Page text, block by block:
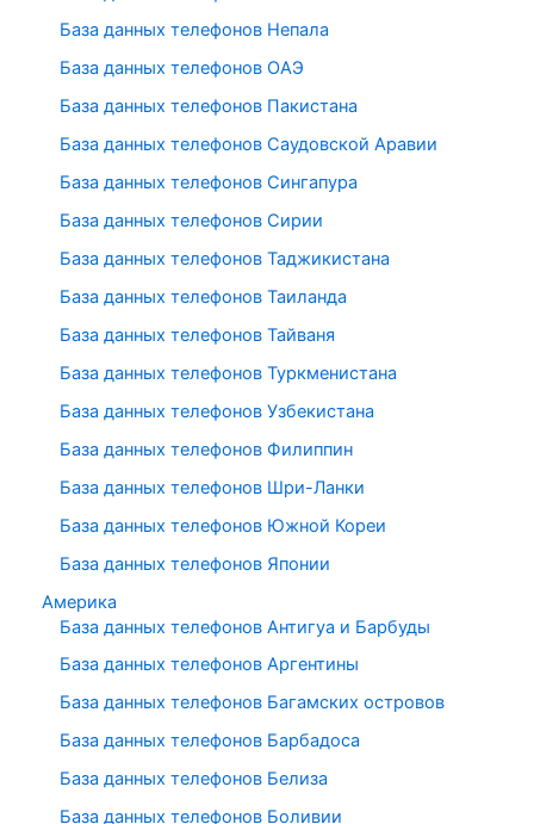
База данных телефонов Непала
База данных телефонов ОАЭ
База данных телефонов Пакистана
База данных телефонов Саудовской Аравии
База данных телефонов Сингапура
База данных телефонов Сирии
База данных телефонов Таджикистана
База данных телефонов Таиланда
База данных телефонов Тайваня
База данных телефонов Туркменистана
База данных телефонов Узбекистана
База данных телефонов Филиппин
База данных телефонов Шри-Ланки
База данных телефонов Южной Кореи
База данных телефонов Японии
Америка
База данных телефонов Антигуа и Барбуды
База данных телефонов Аргентины
База данных телефонов Багамских островов
База данных телефонов Барбадоса
База данных телефонов Белиза
База данных телефонов Боливии